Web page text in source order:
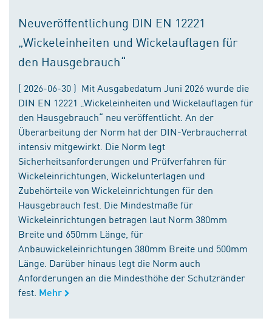
Neuveröffentlichung DIN EN 12221
„Wickeleinheiten und Wickelauflagen für
den Hausgebrauch“
( 2026-06-30 ) Mit Ausgabedatum Juni 2026 wurde die
DIN EN 12221 „Wickeleinheiten und Wickelauflagen für
den Hausgebrauch“ neu veröffentlicht. An der
Überarbeitung der Norm hat der DIN-Verbraucherrat
intensiv mitgewirkt. Die Norm legt
Sicherheitsanforderungen und Prüfverfahren für
Wickeleinrichtungen, Wickelunterlagen und
Zubehörteile von Wickeleinrichtungen für den
Hausgebrauch fest. Die Mindestmaße für
Wickeleinrichtungen betragen laut Norm 380mm
Breite und 650mm Länge, für
Anbauwickeleinrichtungen 380mm Breite und 500mm
Länge. Darüber hinaus legt die Norm auch
Anforderungen an die Mindesthöhe der Schutzränder
fest. Mehr